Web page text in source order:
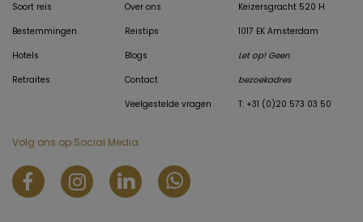
Soort reis
Bestemmingen
Hotels
Retraites
Over ons
Reistips
Blogs
Contact
Veelgestelde vragen
Keizersgracht 520 H
1017 EK Amsterdam
Let op! Geen
bezoekadres
T: +31 (0)20 573 03 50
Volg ons op Social Media